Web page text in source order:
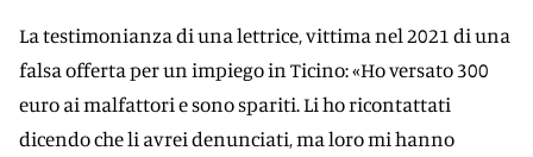
La testimonianza di una lettrice, vittima nel 2021 di una
falsa offerta per un impiego in Ticino: «Ho versato 300
euro ai malfattori e sono spariti. Li ho ricontattati
dicendo che li avrei denunciati, ma loro mi hanno